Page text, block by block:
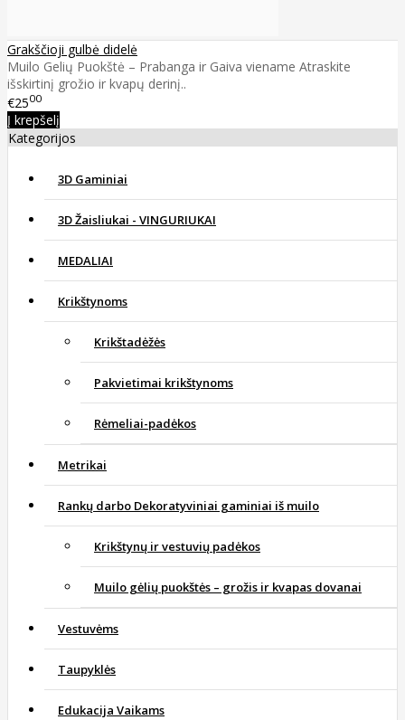
Grakščioji gulbė didelė
Muilo Gelių Puokštė – Prabanga ir Gaiva viename Atraskite
išskirtinį grožio ir kvapų derinį..
€2500
Į krepšelį
Kategorijos
3D Gaminiai
3D Žaisliukai - VINGURIUKAI
MEDALIAI
Krikštynoms
Krikštadėžės
Pakvietimai krikštynoms
Rėmeliai-padėkos
Metrikai
Rankų darbo Dekoratyviniai gaminiai iš muilo
Krikštynų ir vestuvių padėkos
Muilo gėlių puokštės – grožis ir kvapas dovanai
Vestuvėms
Taupyklės
Edukacija Vaikams